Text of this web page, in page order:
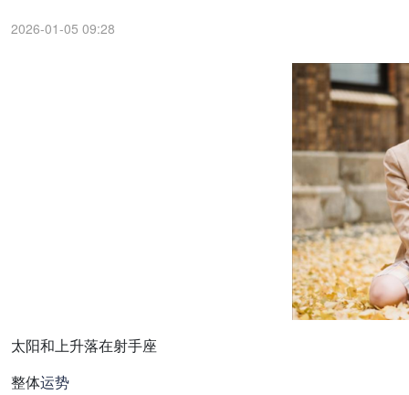
2026-01-05 09:28
太阳和上升落在射手座
整体运势